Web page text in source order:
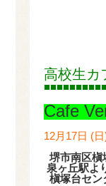
高校生カ
Cafe
12月17日 (
堺市南区槇
泉ヶ丘駅よ
槇塚台セン